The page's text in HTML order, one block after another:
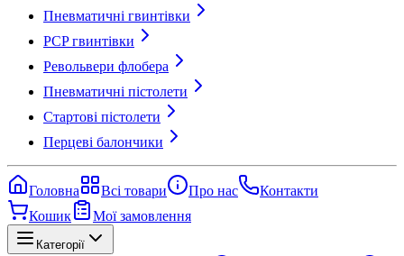
Пневматичні гвинтівки
PCP гвинтівки
Револьвери флобера
Пневматичні пістолети
Стартові пістолети
Перцеві балончики
Головна Всі товари Про нас
Контакти
Кошик
Мої замовлення
Категорії